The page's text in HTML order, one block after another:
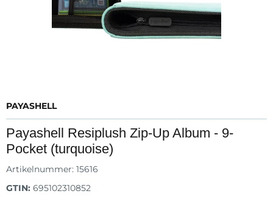
PAYASHELL
Payashell Resiplush Zip-Up Album - 9-
Pocket (turquoise)
Artikelnummer: 15616
GTIN: 695102310852